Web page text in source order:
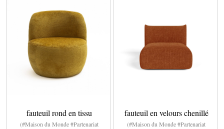
fauteuil rond en tissu
(#Maison du Monde #Partenariat
fauteuil en velours chenillé
(#Maison du Monde #Partenariat